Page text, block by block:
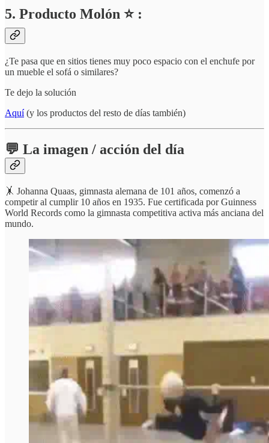
5. Producto Molón ⭐ :
¿Te pasa que en sitios tienes muy poco espacio con el enchufe por
un mueble el sofá o similares?
Te dejo la solución
Aquí(y los productos del resto de días también)
💬 La imagen / acción del día
🤸 Johanna Quaas, gimnasta alemana de 101 años, comenzó a
competir al cumplir 10 años en 1935. Fue certificada por Guinness
World Records como la gimnasta competitiva activa más anciana del
mundo.